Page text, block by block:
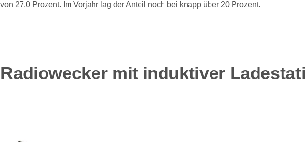
von 27,0 Prozent. Im Vorjahr lag der Anteil noch bei knapp über 20 Prozent.
Radiowecker mit induktiver